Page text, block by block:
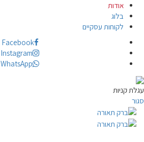
אודות
בלוג
לקוחות עסקיים
Facebook
Instagram
WhatsApp
עגלת קניות
סגור